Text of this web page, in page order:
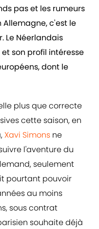
pas et les rumeurs
Allemagne, c'est le
Le Néerlandais
son profil intéresse
dont le
plus que correcte
cette saison, en
Xavi Simons ne
l'aventure du
seulement
pourtant pouvoir
au moins
sous contrat
souhaite déjà